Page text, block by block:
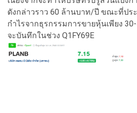
ดังกล่าวราว 60 ล้านบาท/ปี ขณะที่ปร
กำไรจากธุรกรรมการขายหุ้นเพียง
จะบันทึกในช่วง Q1FY69E